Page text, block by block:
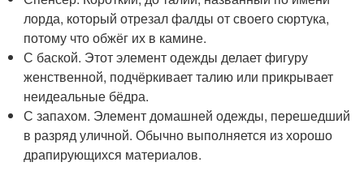
лорда, который отрезал фалды от своего сюртука,
потому что обжёг их в камине.
С баской. Этот элемент одежды делает фигуру
женственной, подчёркивает талию или прикрывает
неидеальные бёдра.
С запахом. Элемент домашней одежды, перешедший
в разряд уличной. Обычно выполняется из хорошо
драпирующихся материалов.